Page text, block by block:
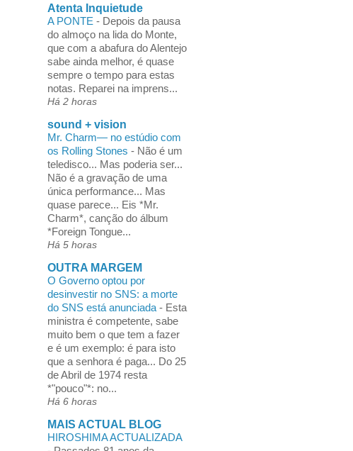
Atenta Inquietude
A PONTE - Depois da pausa
do almoço na lida do Monte,
que com a abafura do Alentejo
sabe ainda melhor, é quase
sempre o tempo para estas
notas. Reparei na imprens...
Há 2 horas
sound + vision
Mr. Charm— no estúdio com
os Rolling Stones - Não é um
teledisco... Mas poderia ser...
Não é a gravação de uma
única performance... Mas
quase parece... Eis *Mr.
Charm*, canção do álbum
*Foreign Tongue...
Há 5 horas
OUTRA MARGEM
O Governo optou por
desinvestir no SNS: a morte
do SNS está anunciada - Esta
ministra é competente, sabe
muito bem o que tem a fazer
e é um exemplo: é para isto
que a senhora é paga... Do 25
de Abril de 1974 resta
*"pouco"*: no...
Há 6 horas
MAIS ACTUAL BLOG
HIROSHIMA ACTUALIZADA